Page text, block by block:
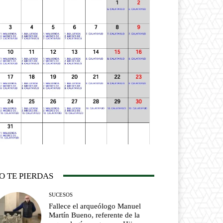
TE PIERDAS
SUCESOS
Fallece el arqueólogo Manuel
Martín Bueno, referente de la